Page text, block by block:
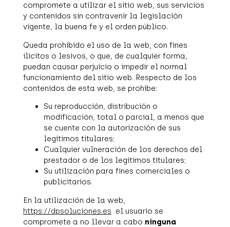
compromete a utilizar el sitio web, sus servicios
y contenidos sin contravenir la legislación
vigente, la buena fe y el orden público.
Queda prohibido el uso de la web, con fines
ilícitos o lesivos, o que, de cualquier forma,
puedan causar perjuicio o impedir el normal
funcionamiento del sitio web. Respecto de los
contenidos de esta web, se prohíbe:
Su reproducción, distribución o
modificación, total o parcial, a menos que
se cuente con la autorización de sus
legítimos titulares;
Cualquier vulneración de los derechos del
prestador o de los legítimos titulares;
Su utilización para fines comerciales o
publicitarios.
En la utilización de la web,
https://dpsoluciones.es el usuario se
compromete a no llevar a cabo ninguna